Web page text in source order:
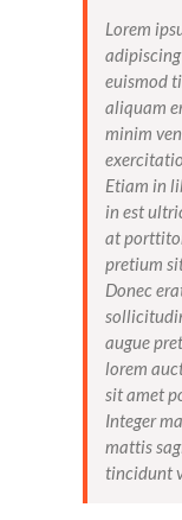
Lorem
euismod
aliquam
minim
Etiam in
in est
at
pretium
Donec
augue
lorem
sit amet
Integer
mattis
tincidunt